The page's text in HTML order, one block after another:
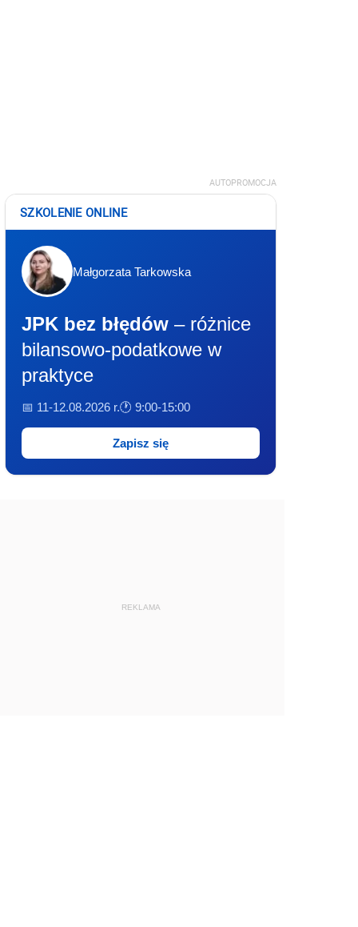
AUTOPROMOCJA
SZKOLENIE ONLINE
Małgorzata Tarkowska
JPK bez błędów – różnice
bilansowo-podatkowe w
praktyce
📅 11-12.08.2026 r.🕐 9:00-15:00
Zapisz się
REKLAMA